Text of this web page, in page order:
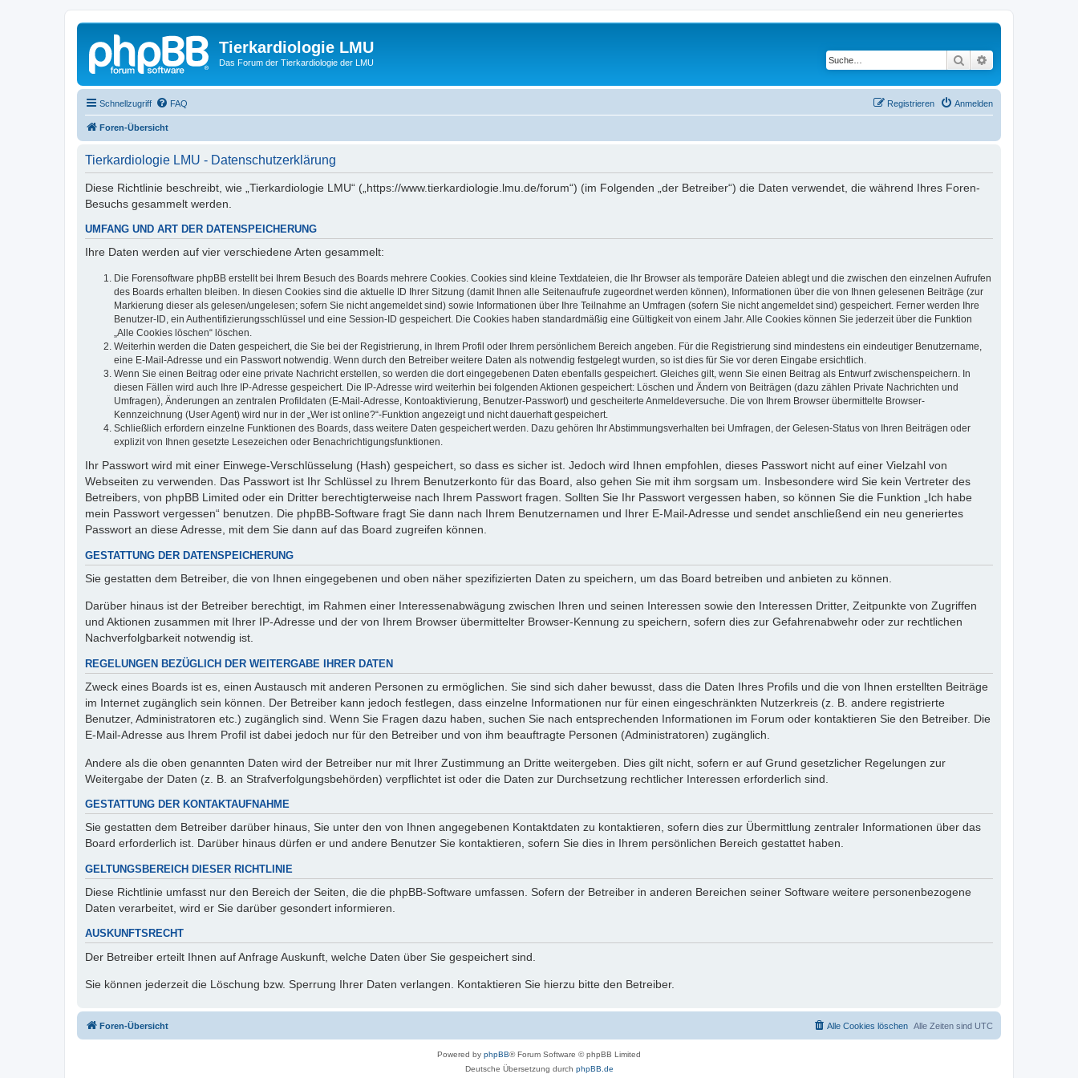
Tierkardiologie LMU
Das Forum der Tierkardiologie der LMU Suche
Schnellzugriff FAQ Anmelden
Registrieren
Foren-Übersicht
Tierkardiologie LMU - Datenschutzerklärung
Diese Richtlinie beschreibt, wie „Tierkardiologie LMU“ („https://www.tierkardiologie.lmu.de/forum“) (im Folgenden „der Betreiber“) die Daten verwendet, die während Ihres Foren-
Besuchs gesammelt werden.
UMFANG UND ART DER DATENSPEICHERUNG
Ihre Daten werden auf vier verschiedene Arten gesammelt:
Die Forensoftware phpBB erstellt bei Ihrem Besuch des Boards mehrere Cookies. Cookies sind kleine Textdateien, die Ihr Browser als temporäre Dateien ablegt und die zwischen den einzelnen Aufrufen
des Boards erhalten bleiben. In diesen Cookies sind die aktuelle ID Ihrer Sitzung (damit Ihnen alle Seitenaufrufe zugeordnet werden können), Informationen über die von Ihnen gelesenen Beiträge (zur
Markierung dieser als gelesen/ungelesen; sofern Sie nicht angemeldet sind) sowie Informationen über Ihre Teilnahme an Umfragen (sofern Sie nicht angemeldet sind) gespeichert. Ferner werden Ihre
Benutzer-ID, ein Authentifizierungsschlüssel und eine Session-ID gespeichert. Die Cookies haben standardmäßig eine Gültigkeit von einem Jahr. Alle Cookies können Sie jederzeit über die Funktion
„Alle Cookies löschen“ löschen.
Weiterhin werden die Daten gespeichert, die Sie bei der Registrierung, in Ihrem Profil oder Ihrem persönlichem Bereich angeben. Für die Registrierung sind mindestens ein eindeutiger Benutzername,
eine E-Mail-Adresse und ein Passwort notwendig. Wenn durch den Betreiber weitere Daten als notwendig festgelegt wurden, so ist dies für Sie vor deren Eingabe ersichtlich.
Wenn Sie einen Beitrag oder eine private Nachricht erstellen, so werden die dort eingegebenen Daten ebenfalls gespeichert. Gleiches gilt, wenn Sie einen Beitrag als Entwurf zwischenspeichern. In
diesen Fällen wird auch Ihre IP-Adresse gespeichert. Die IP-Adresse wird weiterhin bei folgenden Aktionen gespeichert: Löschen und Ändern von Beiträgen (dazu zählen Private Nachrichten und
Umfragen), Änderungen an zentralen Profildaten (E-Mail-Adresse, Kontoaktivierung, Benutzer-Passwort) und gescheiterte Anmeldeversuche. Die von Ihrem Browser übermittelte Browser-
Kennzeichnung (User Agent) wird nur in der „Wer ist online?“-Funktion angezeigt und nicht dauerhaft gespeichert.
Schließlich erfordern einzelne Funktionen des Boards, dass weitere Daten gespeichert werden. Dazu gehören Ihr Abstimmungsverhalten bei Umfragen, der Gelesen-Status von Ihren Beiträgen oder
explizit von Ihnen gesetzte Lesezeichen oder Benachrichtigungsfunktionen.
Ihr Passwort wird mit einer Einwege-Verschlüsselung (Hash) gespeichert, so dass es sicher ist. Jedoch wird Ihnen empfohlen, dieses Passwort nicht auf einer Vielzahl von
Webseiten zu verwenden. Das Passwort ist Ihr Schlüssel zu Ihrem Benutzerkonto für das Board, also gehen Sie mit ihm sorgsam um. Insbesondere wird Sie kein Vertreter des
Betreibers, von phpBB Limited oder ein Dritter berechtigterweise nach Ihrem Passwort fragen. Sollten Sie Ihr Passwort vergessen haben, so können Sie die Funktion „Ich habe
mein Passwort vergessen“ benutzen. Die phpBB-Software fragt Sie dann nach Ihrem Benutzernamen und Ihrer E-Mail-Adresse und sendet anschließend ein neu generiertes
Passwort an diese Adresse, mit dem Sie dann auf das Board zugreifen können.
GESTATTUNG DER DATENSPEICHERUNG
Sie gestatten dem Betreiber, die von Ihnen eingegebenen und oben näher spezifizierten Daten zu speichern, um das Board betreiben und anbieten zu können.
Darüber hinaus ist der Betreiber berechtigt, im Rahmen einer Interessenabwägung zwischen Ihren und seinen Interessen sowie den Interessen Dritter, Zeitpunkte von Zugriffen
und Aktionen zusammen mit Ihrer IP-Adresse und der von Ihrem Browser übermittelter Browser-Kennung zu speichern, sofern dies zur Gefahrenabwehr oder zur rechtlichen
Nachverfolgbarkeit notwendig ist.
REGELUNGEN BEZÜGLICH DER WEITERGABE IHRER DATEN
Zweck eines Boards ist es, einen Austausch mit anderen Personen zu ermöglichen. Sie sind sich daher bewusst, dass die Daten Ihres Profils und die von Ihnen erstellten Beiträge
im Internet zugänglich sein können. Der Betreiber kann jedoch festlegen, dass einzelne Informationen nur für einen eingeschränkten Nutzerkreis (z. B. andere registrierte
Benutzer, Administratoren etc.) zugänglich sind. Wenn Sie Fragen dazu haben, suchen Sie nach entsprechenden Informationen im Forum oder kontaktieren Sie den Betreiber. Die
E-Mail-Adresse aus Ihrem Profil ist dabei jedoch nur für den Betreiber und von ihm beauftragte Personen (Administratoren) zugänglich.
Andere als die oben genannten Daten wird der Betreiber nur mit Ihrer Zustimmung an Dritte weitergeben. Dies gilt nicht, sofern er auf Grund gesetzlicher Regelungen zur
Weitergabe der Daten (z. B. an Strafverfolgungsbehörden) verpflichtet ist oder die Daten zur Durchsetzung rechtlicher Interessen erforderlich sind.
GESTATTUNG DER KONTAKTAUFNAHME
Sie gestatten dem Betreiber darüber hinaus, Sie unter den von Ihnen angegebenen Kontaktdaten zu kontaktieren, sofern dies zur Übermittlung zentraler Informationen über das
Board erforderlich ist. Darüber hinaus dürfen er und andere Benutzer Sie kontaktieren, sofern Sie dies in Ihrem persönlichen Bereich gestattet haben.
GELTUNGSBEREICH DIESER RICHTLINIE
Diese Richtlinie umfasst nur den Bereich der Seiten, die die phpBB-Software umfassen. Sofern der Betreiber in anderen Bereichen seiner Software weitere personenbezogene
Daten verarbeitet, wird er Sie darüber gesondert informieren.
AUSKUNFTSRECHT
Der Betreiber erteilt Ihnen auf Anfrage Auskunft, welche Daten über Sie gespeichert sind.
Sie können jederzeit die Löschung bzw. Sperrung Ihrer Daten verlangen. Kontaktieren Sie hierzu bitte den Betreiber.
Foren-Übersicht Alle Zeiten sind UTC
Alle Cookies löschen
Powered by phpBB® Forum Software © phpBB Limited
Deutsche Übersetzung durch phpBB.de